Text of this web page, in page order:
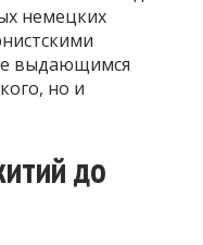
немецких
выдающимся
но и
до